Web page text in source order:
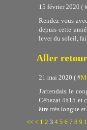
15 février 2020 (
Rendez vous
depuis cette
lever du soleil,
Aller
21 mai 2020 ( #
J'attendais le
Cébazat 4h15 et
être très longue
<< < 1 2 3 4 5 6 7 8 9